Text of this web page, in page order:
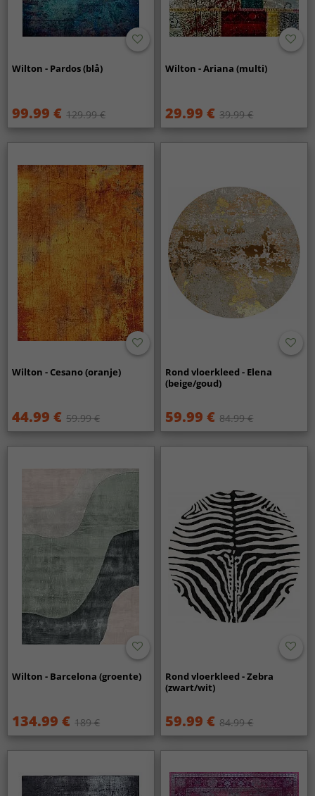
Wilton - Pardos (blå)
99.99 € 129.99 €
Wilton - Ariana (multi)
29.99 € 39.99 €
Wilton - Cesano (oranje)
44.99 € 59.99 €
Rond vloerkleed - Elena
(beige/goud)
59.99 € 84.99 €
Wilton - Barcelona (groente)
134.99 € 189 €
Rond vloerkleed - Zebra
(zwart/wit)
59.99 € 84.99 €